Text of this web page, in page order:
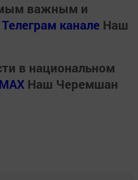
важным и
Телеграм канале Наш
в национальном
Наш Черемшан